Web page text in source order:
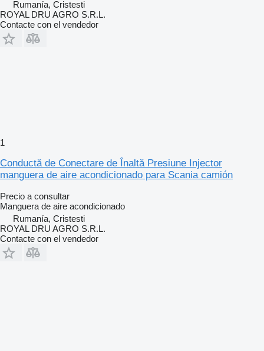
Rumanía, Cristesti
ROYAL DRU AGRO S.R.L.
Contacte con el vendedor
1
Conductă de Conectare de Înaltă Presiune Injector
manguera de aire acondicionado para Scania camión
Precio a consultar
Manguera de aire acondicionado
Rumanía, Cristesti
ROYAL DRU AGRO S.R.L.
Contacte con el vendedor